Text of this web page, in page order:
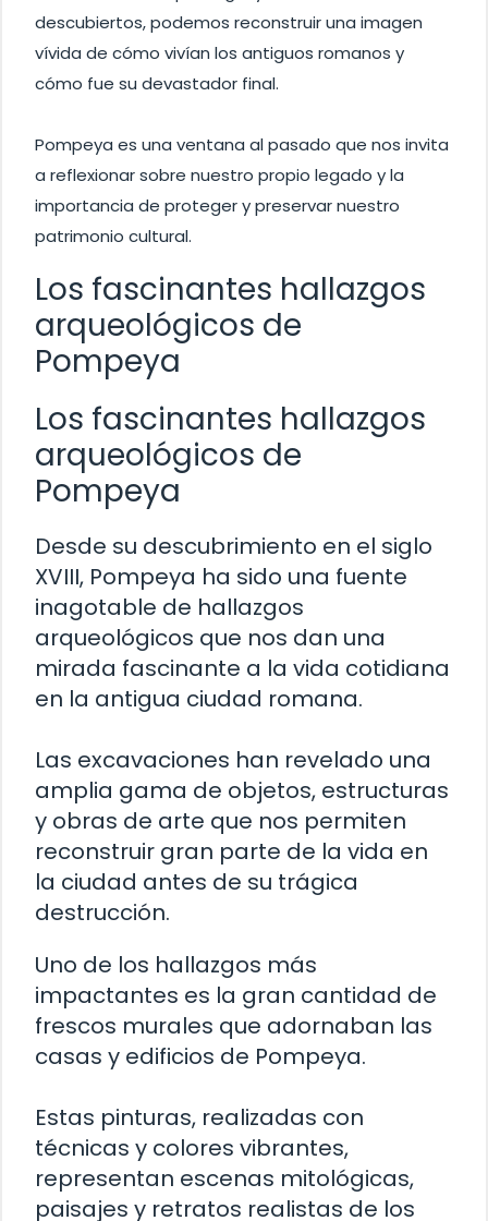
descubiertos, podemos reconstruir una imagen
vívida de cómo vivían los antiguos romanos y
cómo fue su devastador final.
Pompeya es una ventana al pasado que nos invita
a reflexionar sobre nuestro propio legado y la
importancia de proteger y preservar nuestro
patrimonio cultural.
Los fascinantes hallazgos
arqueológicos de
Pompeya
Los fascinantes hallazgos
arqueológicos de
Pompeya
Desde su descubrimiento en el siglo
XVIII, Pompeya ha sido una fuente
inagotable de hallazgos
arqueológicos que nos dan una
mirada fascinante a la vida cotidiana
en la antigua ciudad romana.
Las excavaciones han revelado una
amplia gama de objetos, estructuras
y obras de arte que nos permiten
reconstruir gran parte de la vida en
la ciudad antes de su trágica
destrucción.
Uno de los hallazgos más
impactantes es la gran cantidad de
frescos murales que adornaban las
casas y edificios de Pompeya.
Estas pinturas, realizadas con
técnicas y colores vibrantes,
representan escenas mitológicas,
paisajes y retratos realistas de los